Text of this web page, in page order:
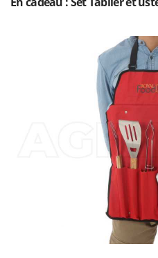
MCH
More than chef